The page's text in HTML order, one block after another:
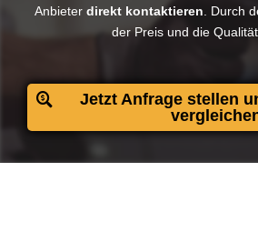
Anbieter direkt kontaktieren. Durch
der Preis und die
Jetzt Anfrage stellen